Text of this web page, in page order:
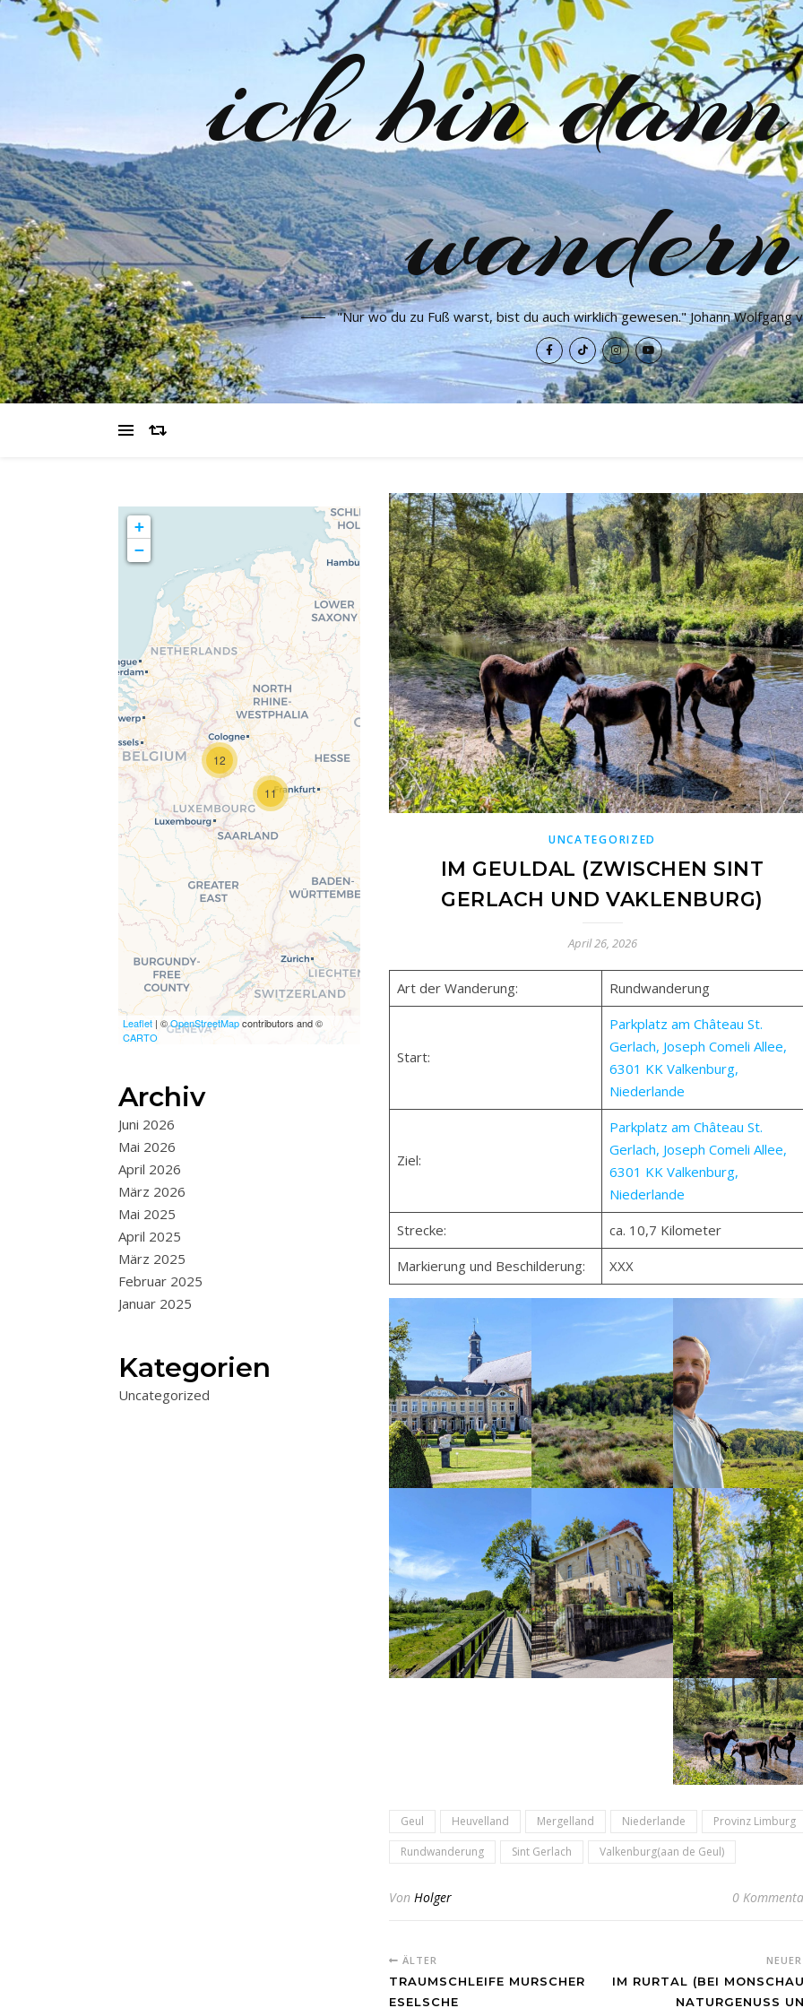
ich bin
wandern
"Nur wo du zu Fuß warst, bist du auch wirklich gewesen." Johann Wolfgang
Travelers' Map wird
geladen …
Wenn du dies siehst,
nachdem deine Seite
vollständig geladen
wurde, fehlen leafletJS-
Dateien.
11
12
+
−
Leaflet | ©OpenStreetMapcontributors and ©
CARTO
Archiv
Juni 2026
Mai 2026
April 2026
März 2026
Mai 2025
April 2025
März 2025
Februar 2025
Januar 2025
Kategorien
Uncategorized
UNCATEGORIZED
IM GEULDAL (ZWISCHEN SINT
GERLACH UND VAKLENBURG)
April 26, 2026
Art der Wanderung: Rundwanderung
Start:
Parkplatz am Château St.
Gerlach, Joseph Comeli Allee,
6301 KK Valkenburg,
Niederlande
Ziel:
Parkplatz am Château St.
Gerlach, Joseph Comeli Allee,
6301 KK Valkenburg,
Niederlande
Strecke:
ca. 10,7 Kilometer
Markierung und Beschilderung:
XXX
Geul Heuvelland Mergelland Niederlande
Provinz Limburg
Rundwanderung
Sint Gerlach Valkenburg(aan de Geul)
Von Holger 0
ÄLTER
TRAUMSCHLEIFE MURSCHER
ESELSCHE
IM RURTAL (BEI
NATURGENUSS